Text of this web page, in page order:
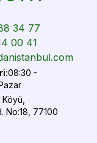
34 77
00 41
:08:30 -
No:18, 77100